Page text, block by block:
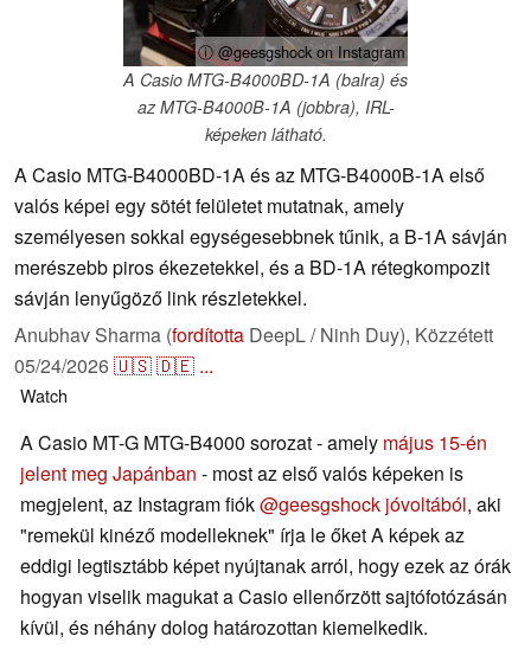
ⓘ @geesgshock on Instagram
A Casio MTG-B4000BD-1A (balra) és
az MTG-B4000B-1A (jobbra), IRL-
képeken látható.
A Casio MTG-B4000BD-1A és az MTG-B4000B-1A első
valós képei egy sötét felületet mutatnak, amely
személyesen sokkal egységesebbnek tűnik, a B-1A sávján
merészebb piros ékezetekkel, és a BD-1A rétegkompozit
sávján lenyűgöző link részletekkel.
Anubhav Sharma (fordította DeepL / Ninh Duy), Közzétett
05/24/2026🇺🇸🇩🇪 ...
Watch
A Casio MT-G MTG-B4000 sorozat - amely május 15-én
jelent meg Japánban - most az első valós képeken is
megjelent, az Instagram fiók@geesgshock jóvoltából, aki
"remekül kinéző modelleknek" írja le őket A képek az
eddigi legtisztább képet nyújtanak arról, hogy ezek az órák
hogyan viselik magukat a Casio ellenőrzött sajtófotózásán
kívül, és néhány dolog határozottan kiemelkedik.